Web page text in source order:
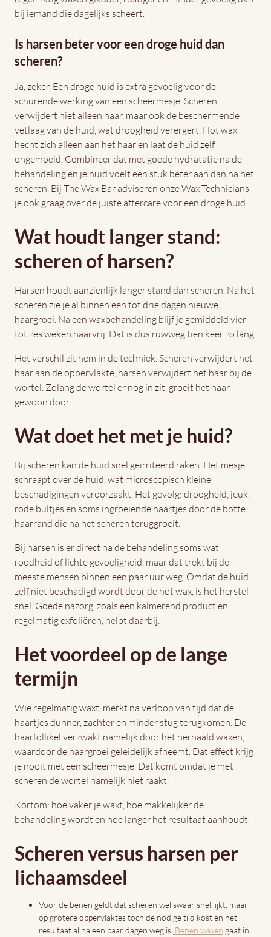
bij iemand die dagelijks scheert.
Is harsen beter voor een droge huid dan
scheren?
Ja, zeker. Een droge huid is extra gevoelig voor de
schurende werking van een scheermesje. Scheren
verwijdert niet alleen haar, maar ook de beschermende
vetlaag van de huid, wat droogheid verergert. Hot wax
hecht zich alleen aan het haar en laat de huid zelf
ongemoeid. Combineer dat met goede hydratatie na de
behandeling en je huid voelt een stuk beter aan dan na het
scheren. Bij The Wax Bar adviseren onze Wax Technicians
je ook graag over de juiste aftercare voor een droge huid.
Wat houdt langer stand:
scheren of harsen?
Harsen houdt aanzienlijk langer stand dan scheren. Na het
scheren zie je al binnen één tot drie dagen nieuwe
haargroei. Na een waxbehandeling blijf je gemiddeld vier
tot zes weken haarvrij. Dat is dus ruwweg tien keer zo lang.
Het verschil zit hem in de techniek. Scheren verwijdert het
haar aan de oppervlakte, harsen verwijdert het haar bij de
wortel. Zolang de wortel er nog in zit, groeit het haar
gewoon door.
Wat doet het met je huid?
Bij scheren kan de huid snel geïrriteerd raken. Het mesje
schraapt over de huid, wat microscopisch kleine
beschadigingen veroorzaakt. Het gevolg: droogheid, jeuk,
rode bultjes en soms ingroeiende haartjes door de botte
haarrand die na het scheren teruggroeit.
Bij harsen is er direct na de behandeling soms wat
roodheid of lichte gevoeligheid, maar dat trekt bij de
meeste mensen binnen een paar uur weg. Omdat de huid
zelf niet beschadigd wordt door de hot wax, is het herstel
snel. Goede nazorg, zoals een kalmerend product en
regelmatig exfoliëren, helpt daarbij.
Het voordeel op de lange
termijn
Wie regelmatig waxt, merkt na verloop van tijd dat de
haartjes dunner, zachter en minder stug terugkomen. De
haarfollikel verzwakt namelijk door het herhaald waxen,
waardoor de haargroei geleidelijk afneemt. Dat effect krijg
je nooit met een scheermesje. Dat komt omdat je met
scheren de wortel namelijk niet raakt.
Kortom: hoe vaker je waxt, hoe makkelijker de
behandeling wordt en hoe langer het resultaat aanhoudt.
Scheren versus harsen per
lichaamsdeel
Voor de benen geldt dat scheren weliswaar snel lijkt, maar
op grotere oppervlaktes toch de nodige tijd kost en het
resultaat al na een paar dagen weg is. Benen waxen gaat in